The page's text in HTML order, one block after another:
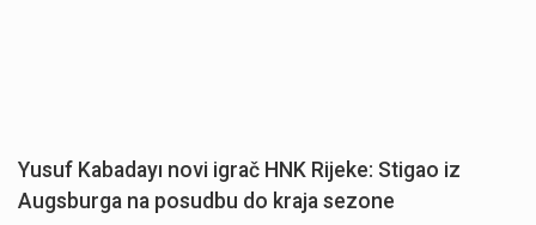
Yusuf Kabadayı novi igrač HNK Rijeke: Stigao iz
Augsburga na posudbu do kraja sezone